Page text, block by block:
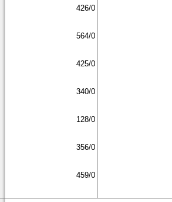
426/0
564/0
425/0
340/0
128/0
356/0
459/0